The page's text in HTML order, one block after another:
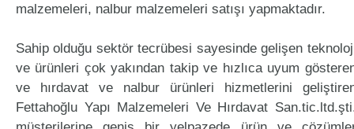
malzemeleri, nalbur malzemeleri satışı yapmaktadır.
Sahip olduğu sektör tecrübesi sayesinde gelişen
ve ürünleri çok yakından takip ve hızlıca uyum
ve hırdavat ve nalbur ürünleri hizmetlerini
Fettahoğlu Yapı Malzemeleri Ve Hırdavat